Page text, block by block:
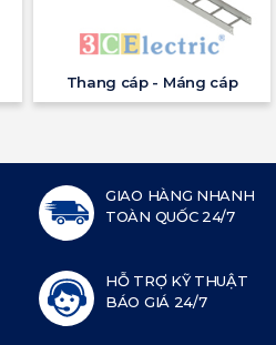
Thang cáp - Máng cáp
GIAO HÀNG NHANH
TOÀN QUỐC 24/7
HỖ TRỢ KỸ THUẬT
BÁO GIÁ 24/7